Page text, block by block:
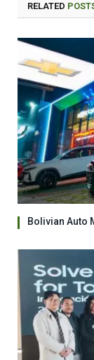
RELATED
Bolivian Auto